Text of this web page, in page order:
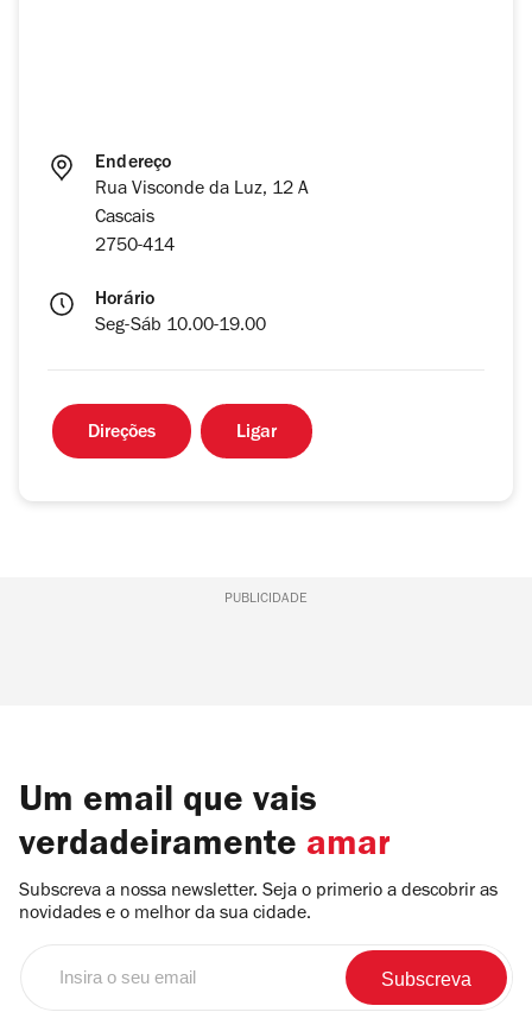
Endereço
Rua Visconde da Luz, 12 A
Cascais
2750-414
Horário
Seg-Sáb 10.00-19.00
Direções Ligar
PUBLICIDADE
Um email que vais
verdadeiramente amar
Subscreva a nossa newsletter. Seja o primerio a descobrir as
novidades e o melhor da sua cidade.